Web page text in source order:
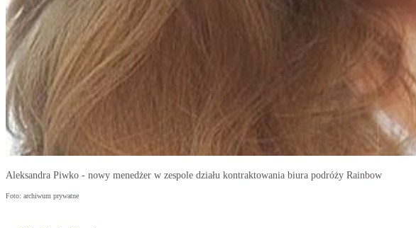
Aleksandra Piwko - nowy menedżer w zespole działu kontraktowania biura podróży Rainbow
Foto: archiwum prywatne